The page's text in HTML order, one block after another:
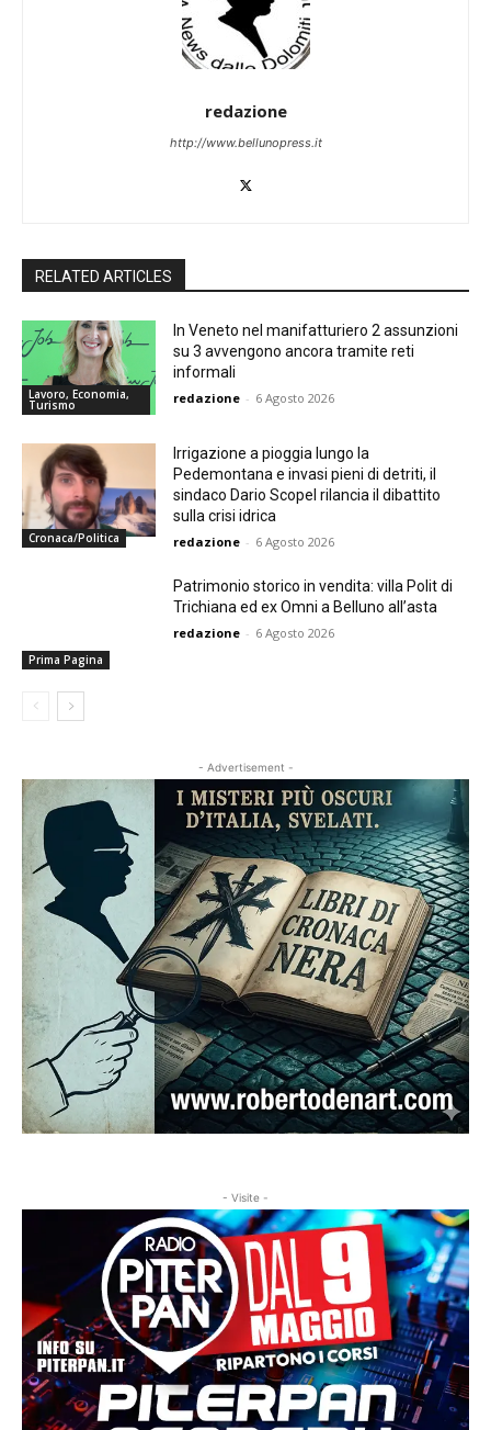
redazione
http://www.bellunopress.it
RELATED ARTICLES
Lavoro, Economia,
Turismo
In Veneto nel manifatturiero 2 assunzioni
su 3 avvengono ancora tramite reti
informali
redazione - 6 Agosto 2026
Cronaca/Politica
Irrigazione a pioggia lungo la
Pedemontana e invasi pieni di detriti, il
sindaco Dario Scopel rilancia il dibattito
sulla crisi idrica
redazione - 6 Agosto 2026
Prima Pagina
Patrimonio storico in vendita: villa Polit di
Trichiana ed ex Omni a Belluno all’asta
redazione - 6 Agosto 2026
- Advertisement -
- Visite -